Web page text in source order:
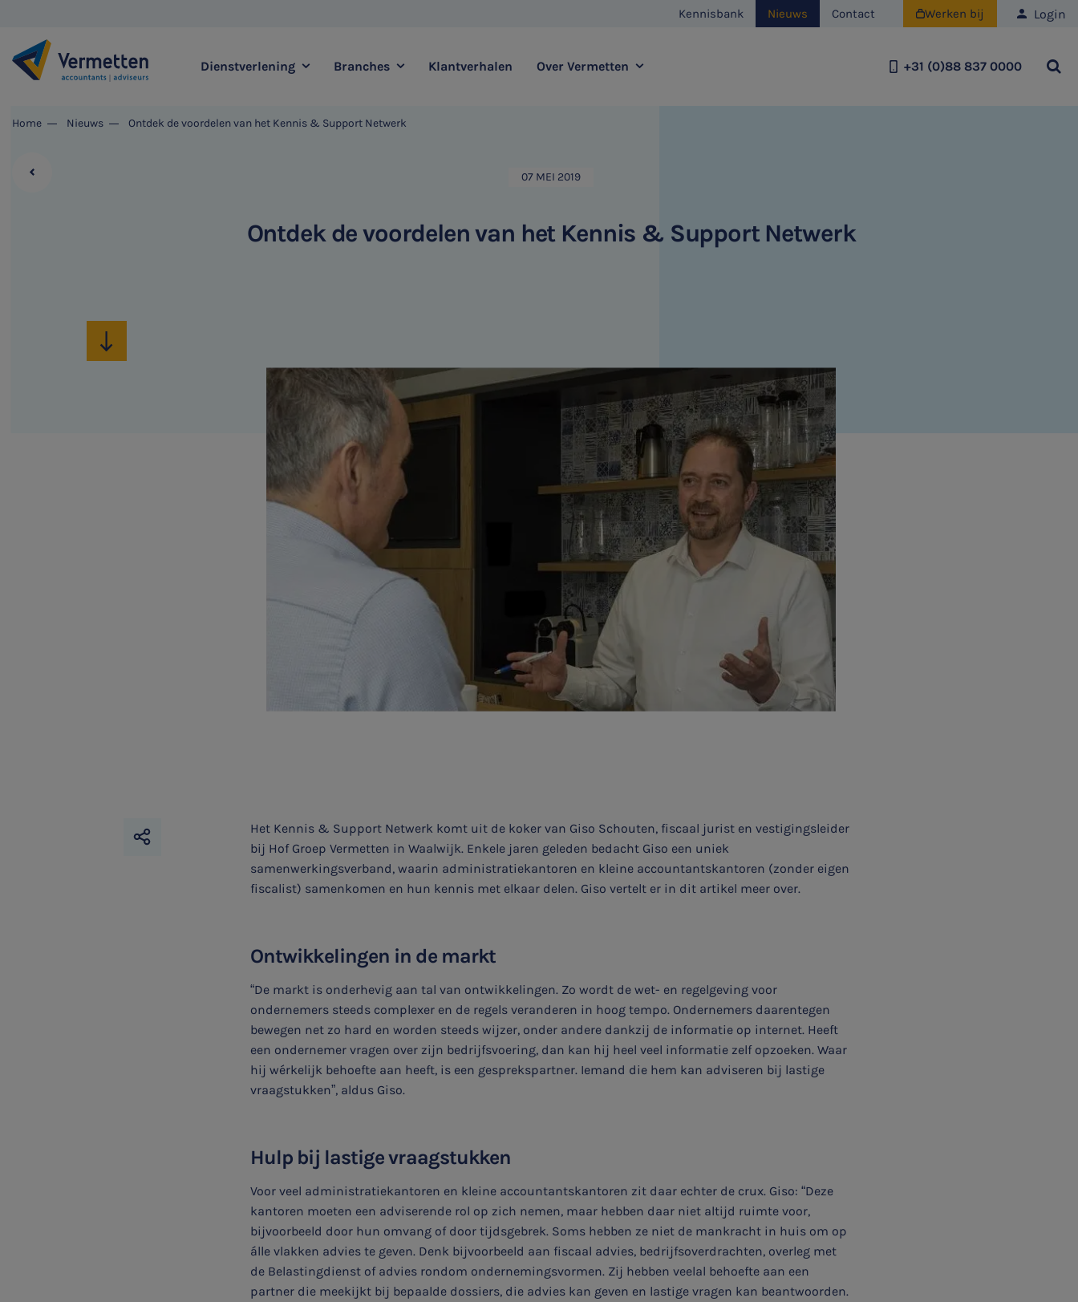
Kennisbank Nieuws Contact Werken bij Login
|
Dienstverlening
Meest gezochte thema's
Bekijk alle diensten
Branches Klantverhalen Over Vermetten +31 (0)88 837 0000 
Home Nieuws Ontdek de voordelen van het Kennis & Support Netwerk
07 MEI 2019
Ontdek de voordelen van het Kennis & Support Netwerk
Het Kennis & Support Netwerk komt uit de koker van Giso Schouten, fiscaal jurist en vestigingsleider
bij Hof Groep Vermetten in Waalwijk. Enkele jaren geleden bedacht Giso een uniek
samenwerkingsverband, waarin administratiekantoren en kleine accountantskantoren (zonder eigen
fiscalist) samenkomen en hun kennis met elkaar delen. Giso vertelt er in dit artikel meer over.
Ontwikkelingen in de markt
“De markt is onderhevig aan tal van ontwikkelingen. Zo wordt de wet- en regelgeving voor
ondernemers steeds complexer en de regels veranderen in hoog tempo. Ondernemers daarentegen
bewegen net zo hard en worden steeds wijzer, onder andere dankzij de informatie op internet. Heeft
een ondernemer vragen over zijn bedrijfsvoering, dan kan hij heel veel informatie zelf opzoeken. Waar
hij wérkelijk behoefte aan heeft, is een gesprekspartner. Iemand die hem kan adviseren bij lastige
vraagstukken”, aldus Giso.
Hulp bij lastige vraagstukken
Voor veel administratiekantoren en kleine accountantskantoren zit daar echter de crux. Giso: “Deze
kantoren moeten een adviserende rol op zich nemen, maar hebben daar niet altijd ruimte voor,
bijvoorbeeld door hun omvang of door tijdsgebrek. Soms hebben ze niet de mankracht in huis om op
álle vlakken advies te geven. Denk bijvoorbeeld aan fiscaal advies, bedrijfsoverdrachten, overleg met
de Belastingdienst of advies rondom ondernemingsvormen. Zij hebben veelal behoefte aan een
partner die meekijkt bij bepaalde dossiers, die advies kan geven en lastige vragen kan beantwoorden.